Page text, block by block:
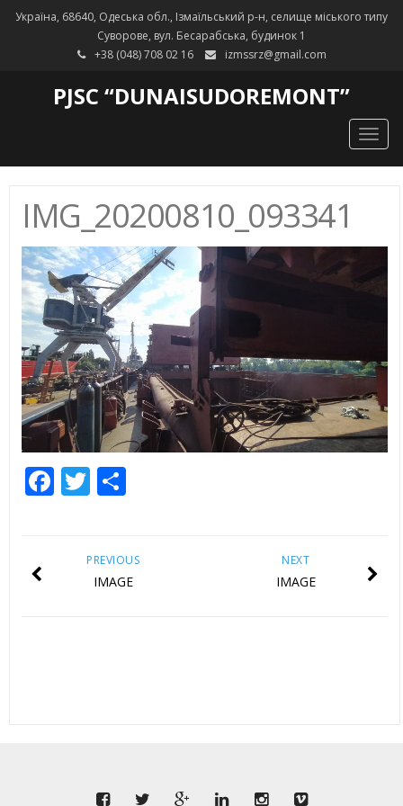
Україна, 68640, Одеська обл., Ізмаїльський р-н, селище міського типу
Суворове, вул. Бесарабська, будинок 1
+38 (048) 708 02 16
izmssrz@gmail.com
PJSC “DUNAISUDOREMONT”
IMG_20200810_093341
Facebook
Twitter
Empfehlen
NEXT
IMAGE
PREVIOUS
IMAGE